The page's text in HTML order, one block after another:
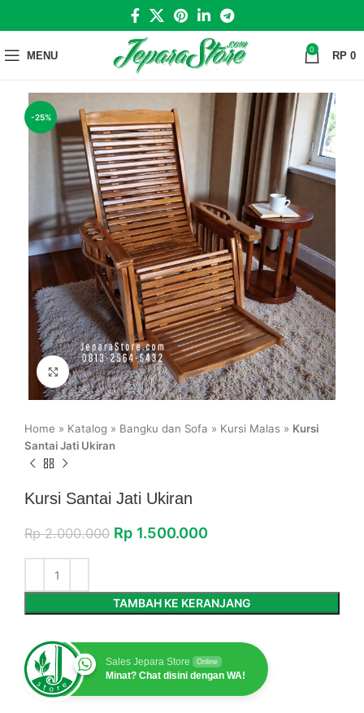
MENU 0 RP 0
-25%
Click to enlarge
Home » Katalog » Bangku dan Sofa » Kursi Malas » Kursi
Santai Jati Ukiran
Kursi Santai Jati Ukiran
Rp2.000.000 Rp 1.500.000
TAMBAH KE KERANJANG
Sales Jepara Store Online
Minat? Chat disini dengan WA!